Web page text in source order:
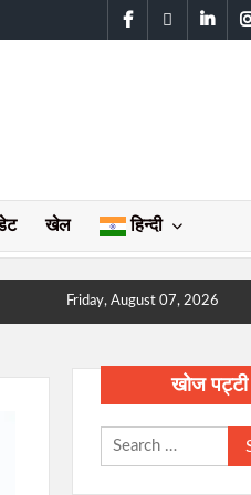
facebooktwitter
खेल हिन्दी
Friday, August 07, 2026
खोज पट्टी